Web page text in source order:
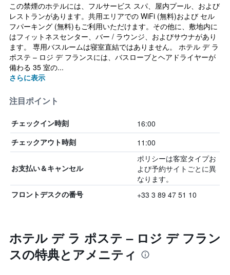
この禁煙のホテルには、フルサービス スパ、屋内プール、および
レストランがあります。共用エリアでの WiFi (無料)および セル
フパーキング (無料)もご利用いただけます。その他に、敷地内に
はフィットネスセンター、バー / ラウンジ、およびサウナがあり
ます。 専用バスルームは寝室直結ではありません。 ホテル デ ラ
ポステ – ロジ デ フランスには、バスローブとヘアドライヤーが
備わる 35 室の...
さらに表示
注目ポイント
チェックイン時刻 16:00
チェックアウト時刻 11:00
お支払い＆キャンセル
ポリシーは客室タイプお
よび予約サイトごとに異
なります。
フロントデスクの番号 +33 3 89 47 51 10
ホテル デ ラ ポステ – ロジ デ フラン
スの特典とアメニティ